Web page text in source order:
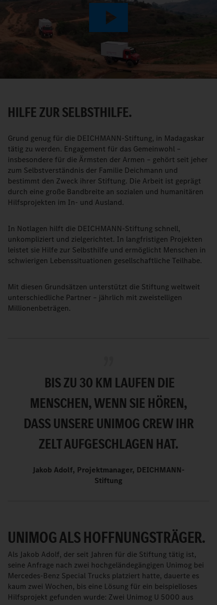
Play
Video
HILFE ZUR SELBSTHILFE.
Grund genug für die DEICHMANN-Stiftung, in Madagaskar
tätig zu werden. Engagement für das Gemeinwohl –
insbesondere für die Ärmsten der Armen – gehört seit jeher
zum Selbstverständnis der Familie Deichmann und
bestimmt den Zweck ihrer Stiftung. Die Arbeit ist geprägt
durch eine große Bandbreite an sozialen und humanitären
Hilfsprojekten im In- und Ausland.
In Notlagen hilft die DEICHMANN-Stiftung schnell,
unkompliziert und zielgerichtet. In langfristigen Projekten
leistet sie Hilfe zur Selbsthilfe und ermöglicht Menschen in
schwierigen Lebenssituationen gesellschaftliche Teilhabe.
Mit diesen Grundsätzen unterstützt die Stiftung weltweit
unterschiedliche Partner – jährlich mit zweistelligen
Millionenbeträgen.
BIS ZU 30 KM LAUFEN DIE
MENSCHEN, WENN SIE HÖREN,
DASS UNSERE UNIMOG CREW IHR
ZELT AUFGESCHLAGEN HAT.
Jakob Adolf, Projektmanager, DEICHMANN-
Stiftung
UNIMOG ALS HOFFNUNGSTRÄGER.
Als Jakob Adolf, der seit Jahren für die Stiftung tätig ist,
seine Anfrage nach zwei hochgeländegängigen Unimog bei
Mercedes-Benz Special Trucks platziert hatte, dauerte es
kaum zwei Wochen, bis eine Lösung für ein beispielloses
Hilfsprojekt gefunden wurde: Zwei Unimog U 5000 aus